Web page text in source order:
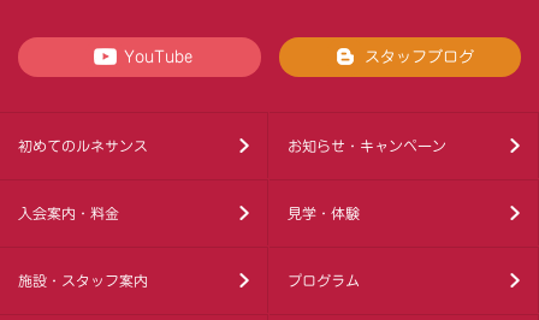
YouTube スタッフブログ
初めてのルネサンス お知らせ・キャンペーン
入会案内・料金 見学・体験
施設・スタッフ案内 プログラム